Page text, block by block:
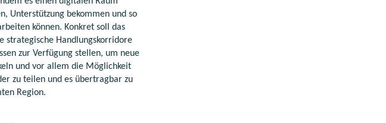
Unterstützung bekommen und so
können. Konkret soll das
strategische Handlungskorridore
zur Verfügung stellen, um neue
und vor allem die Möglichkeit
zu teilen und es übertragbar zu
Region.